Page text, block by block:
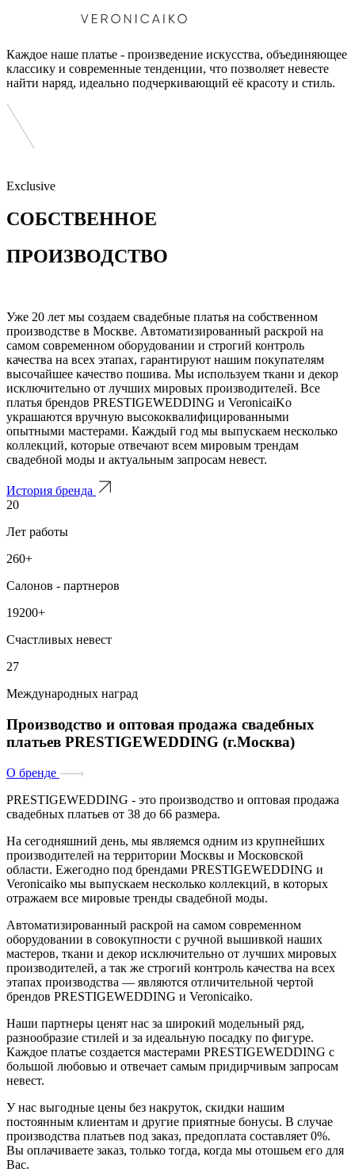
Каждое наше платье - произведение искусства, объединяющее
классику и современные тенденции, что позволяет невесте
найти наряд, идеально подчеркивающий её красоту и стиль.
Exclusive
СОБСТВЕННОЕ
ПРОИЗВОДСТВО
Уже 20 лет мы создаем свадебные платья на собственном
производстве в Москве. Автоматизированный раскрой на
самом современном оборудовании и строгий контроль
качества на всех этапах, гарантируют нашим покупателям
высочайшее качество пошива. Мы используем ткани и декор
исключительно от лучших мировых производителей. Все
платья брендов PRESTIGEWEDDING и VeronicaiKo
украшаются вручную высококвалифицированными
опытными мастерами. Каждый год мы выпускаем несколько
коллекций, которые отвечают всем мировым трендам
свадебной моды и актуальным запросам невест.
История бренда
20
Лет работы
260+
Салонов - партнеров
19200+
Счастливых невест
27
Международных наград
Производство и оптовая продажа свадебных
платьев PRESTIGEWEDDING (г.Москва)
О бренде
PRESTIGEWEDDING - это производство и оптовая продажа
свадебных платьев от 38 до 66 размера.
На сегодняшний день, мы являемся одним из крупнейших
производителей на территории Москвы и Московской
области. Ежегодно под брендами PRESTIGEWEDDING и
Veronicaiko мы выпускаем несколько коллекций, в которых
отражаем все мировые тренды свадебной моды.
Автоматизированный раскрой на самом современном
оборудовании в совокупности с ручной вышивкой наших
мастеров, ткани и декор исключительно от лучших мировых
производителей, а так же строгий контроль качества на всех
этапах производства — являются отличительной чертой
брендов PRESTIGEWEDDING и Veronicaiko.
Наши партнеры ценят нас за широкий модельный ряд,
разнообразие стилей и за идеальную посадку по фигуре.
Каждое платье создается мастерами PRESTIGEWEDDING с
большой любовью и отвечает самым придирчивым запросам
невест.
У нас выгодные цены без накруток, скидки нашим
постоянным клиентам и другие приятные бонусы. В случае
производства платьев под заказ, предоплата составляет 0%.
Вы оплачиваете заказ, только тогда, когда мы отошьем его для
Вас.